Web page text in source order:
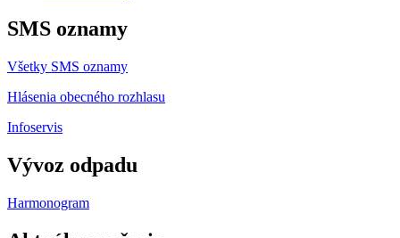
SMS oznamy
Všetky SMS oznamy
Hlásenia obecného rozhlasu
Infoservis
Vývoz odpadu
Harmonogram